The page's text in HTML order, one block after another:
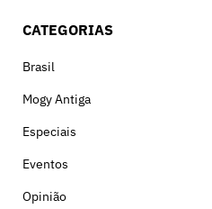
CATEGORIAS
Brasil
Mogy Antiga
Especiais
Eventos
Opinião